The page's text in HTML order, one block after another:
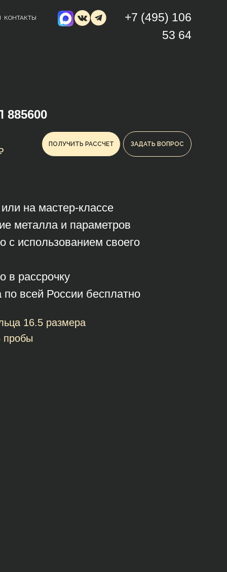
КОНТАКТЫ
+7 (495) 106
53 64
ПОЛУЧИТЬ РАССЧЕТ ЗАДАТЬ ВОПРОС
на мастер-классе
металла и параметров
с использованием своего
в рассрочку
по всей России бесплатно
16.5 размера
пробы